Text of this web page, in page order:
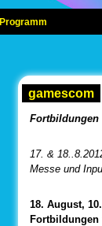
Programm
gamescom
Fortbildungen
17. &
Messe und
18. August,